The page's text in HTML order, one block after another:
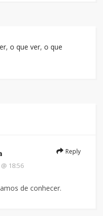
, o que ver, o que
18:56
Reply
de conhecer.